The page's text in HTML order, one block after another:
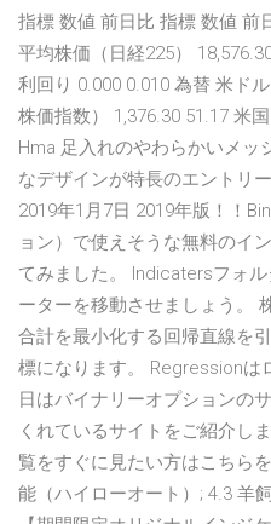
指標 数値 前日比 指標 数値 前
平均株価（日経225）
利回り 0.000 0.010 為替 米ド
株価指数） 1,376.30 51.17 米
Hma 足入れのやわらかいメッ
なデザインが特長のエントリ
2019年1月7日 2019年版！！
ョン）で使えそうな無料のイ
てみました。 Indicatersフォ
ーターを移動させましょう。
合計を最小化する回帰直線を
標になります。 Regressionは
日はバイナリーオプションの
くれているサイトをご紹介し
覧をすぐに見たい方はこちら
能（ハイローオート）; 4.3 羊